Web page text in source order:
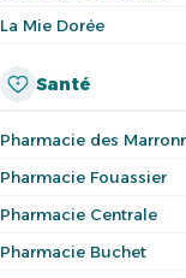
La Mie Dorée
Santé
Pharmacie des
Pharmacie Fouassier
Pharmacie Centrale
Pharmacie Buchet